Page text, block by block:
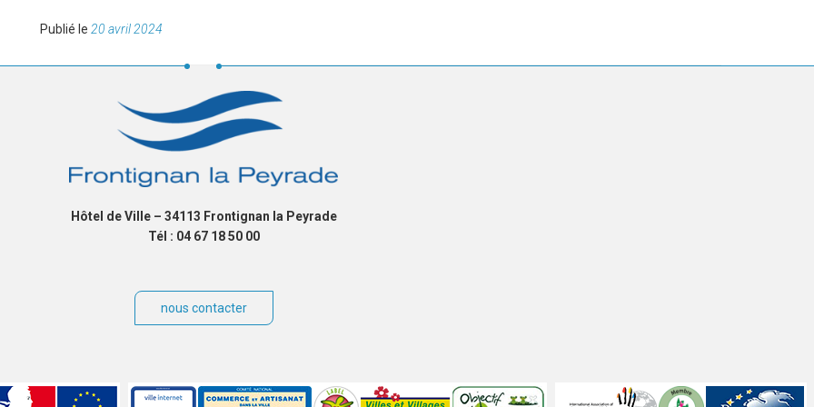
Publié le Publié
20 avril 2024
Hôtel de Ville – 34113 Frontignan la Peyrade
Tél : 04 67 18 50 00
nous contacter